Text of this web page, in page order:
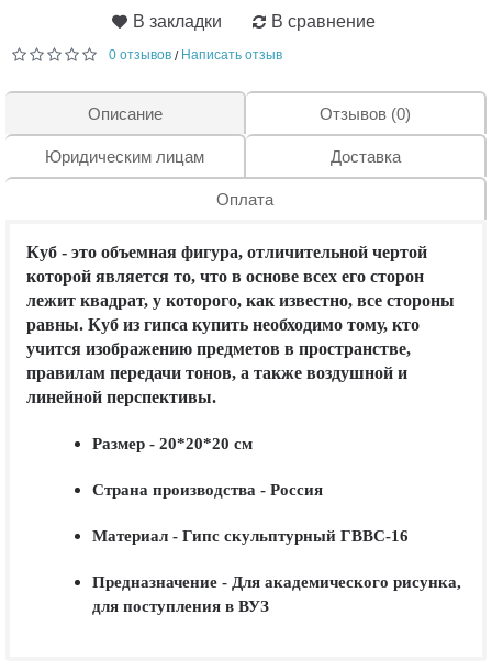
В закладки В сравнение
0 отзывов / Написать отзыв
Описание Отзывов (0)
Юридическим лицам Доставка
Оплата
Куб - это объемная фигура, отличительной чертой
которой является то, что в основе всех его сторон
лежит квадрат, у которого, как известно, все стороны
равны. Куб из гипса купить необходимо тому, кто
учится изображению предметов в пространстве,
правилам передачи тонов, а также воздушной и
линейной перспективы.
Размер - 20*20*20 см
Страна производства - Россия
Материал - Гипс скульптурный ГВВС-16
Предназначение - Для академического рисунка,
для поступления в ВУЗ